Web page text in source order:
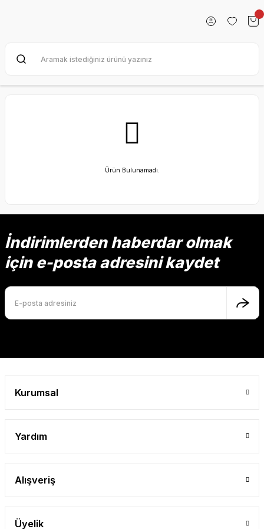
Ürün Bulunamadı.
İndirimlerden haberdar olmak
için e-posta adresini kaydet
Kurumsal
Yardım
Alışveriş
Üyelik